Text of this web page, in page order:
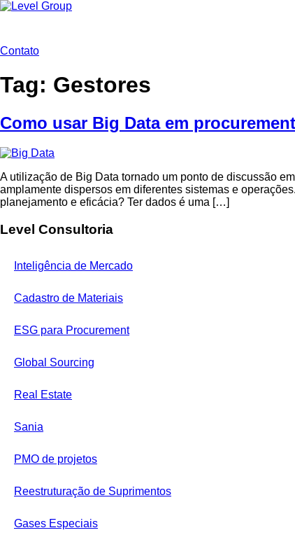
Ir
Contato
Tag: Gestores
Como usar Big Data em
A utilização de Big Data tornado um ponto de discussão
amplamente dispersos em diferentes sistemas e
planejamento e eficácia? Ter dados é uma […]
Level Consultoria
Inteligência de Mercado
Cadastro de Materiais
ESG para Procurement
Global Sourcing
Real Estate
Sania
PMO de projetos
Reestruturação de Suprimentos
Gases Especiais